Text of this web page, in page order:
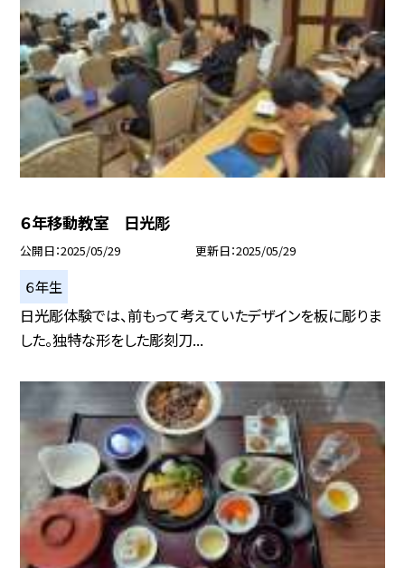
６年移動教室 日光彫
公開日 2025/05/29 更新日 2025/05/29
６年生
日光彫体験では、前もって考えていたデザインを板に彫りま
した。独特な形をした彫刻刀...